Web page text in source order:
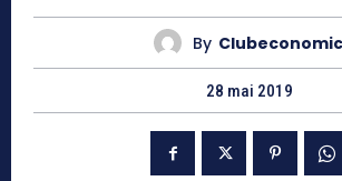
By Clubeconomic
28 mai 2019